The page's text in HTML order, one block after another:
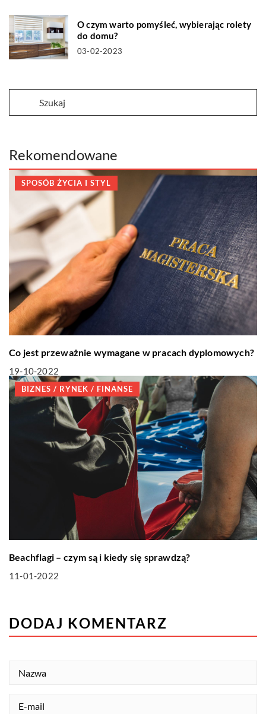
O czym warto pomyśleć, wybierając rolety
do domu?
03-02-2023
Rekomendowane
SPOSÓB ŻYCIA I STYL
Co jest przeważnie wymagane w pracach dyplomowych?
19-10-2022
BIZNES / RYNEK / FINANSE
Beachflagi – czym są i kiedy się sprawdzą?
11-01-2022
DODAJ KOMENTARZ